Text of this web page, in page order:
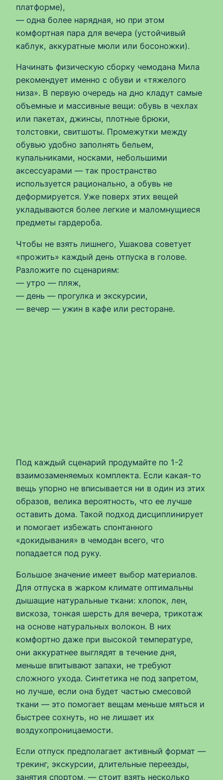
платформе),
— одна более нарядная, но при этом
комфортная пара для вечера (устойчивый
каблук, аккуратные мюли или босоножки).
Начинать физическую сборку чемодана Мила
рекомендует именно с обуви и «тяжелого
низа». В первую очередь на дно кладут самые
объемные и массивные вещи: обувь в чехлах
или пакетах, джинсы, плотные брюки,
толстовки, свитшоты. Промежутки между
обувью удобно заполнять бельем,
купальниками, носками, небольшими
аксессуарами — так пространство
используется рационально, а обувь не
деформируется. Уже поверх этих вещей
укладываются более легкие и маломнущиеся
предметы гардероба.
Чтобы не взять лишнего, Ушакова советует
«прожить» каждый день отпуска в голове.
Разложите по сценариям:
— утро — пляж,
— день — прогулка и экскурсии,
— вечер — ужин в кафе или ресторане.
Под каждый сценарий продумайте по 1-2
взаимозаменяемых комплекта. Если какая-то
вещь упорно не вписывается ни в один из этих
образов, велика вероятность, что ее лучше
оставить дома. Такой подход дисциплинирует
и помогает избежать спонтанного
«докидывания» в чемодан всего, что
попадается под руку.
Большое значение имеет выбор материалов.
Для отпуска в жарком климате оптимальны
дышащие натуральные ткани: хлопок, лен,
вискоза, тонкая шерсть для вечера, трикотаж
на основе натуральных волокон. В них
комфортно даже при высокой температуре,
они аккуратнее выглядят в течение дня,
меньше впитывают запахи, не требуют
сложного ухода. Синтетика не под запретом,
но лучше, если она будет частью смесовой
ткани — это помогает вещам меньше мяться и
быстрее сохнуть, но не лишает их
воздухопроницаемости.
Если отпуск предполагает активный формат —
трекинг, экскурсии, длительные переезды,
занятия спортом, — стоит взять несколько